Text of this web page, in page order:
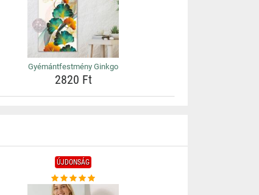
Gyémántfestmény Ginkgo
2820 Ft
ÚJDONSÁG